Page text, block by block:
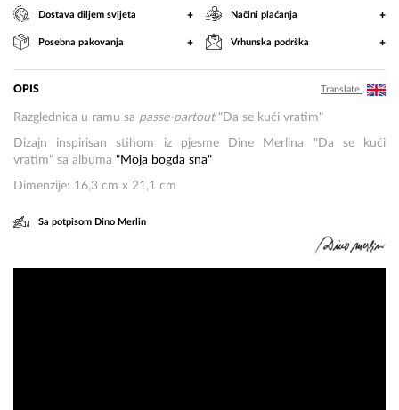
Dostava diljem svijeta + Načini plaćanja +
Posebna pakovanja + Vrhunska podrška +
OPIS Translate
Razglednica u ramu sa passe-partout "Da se kući vratim"
Dizajn inspirisan stihom iz pjesme Dine Merlina "Da se kući
vratim" sa albuma "Moja bogda sna"
Dimenzije: 16,3 cm x 21,1 cm
Sa potpisom Dino Merlin